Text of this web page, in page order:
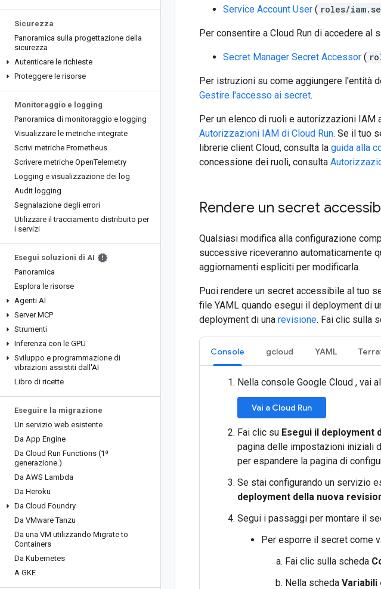
Sicurezza
Panoramica sulla progettazione della
sicurezza
Autenticare le richieste
Proteggere le risorse
Monitoraggio e logging
Panoramica di monitoraggio e logging
Visualizzare le metriche integrate
Scrivi metriche Prometheus
Scrivere metriche OpenTelemetry
Logging e visualizzazione dei log
Audit logging
Segnalazione degli errori
Utilizzare il tracciamento distribuito per
i servizi
Esegui soluzioni di AI
Panoramica
Esplora le risorse
Agenti AI
Server MCP
Strumenti
Inferenza con le GPU
Sviluppo e programmazione di
vibrazioni assistiti dall'AI
Libro di ricette
Eseguire la migrazione
Un servizio web esistente
Da App Engine
Da Cloud Run Functions (1ª
generazione.)
Da AWS Lambda
Da Heroku
Da Cloud Foundry
Da VMware Tanzu
Da una VM utilizzando Migrate to
Containers
Da Kubernetes
A GKE
Service Account User ( roles/
Per consentire a Cloud Run di accedere al
Secret Manager Secret Accessor (
Per istruzioni su come aggiungere l'entità
Gestire l'accesso ai secret.
Per un elenco di ruoli e autorizzazioni IAM
Autorizzazioni IAM di Cloud Run. Se il tuo
librerie client Cloud, consulta la guida alla
concessione dei ruoli, consulta
Rendere un secret
Qualsiasi modifica alla configurazione
successive riceveranno automaticamente
aggiornamenti espliciti per modificarla.
Puoi rendere un secret accessibile al tuo
file YAML quando esegui il deployment di
deployment di una revisione. Fai clic sulla
Console gcloud YAML
Nella console Google Cloud , vai
Vai a Cloud Run
Fai clic su Esegui il deployment
pagina delle impostazioni iniziali
per espandere la pagina di
Se stai configurando un servizio
deployment della nuova
Segui i passaggi per montare il
Per esporre il secret come
Fai clic sulla scheda
Nella scheda